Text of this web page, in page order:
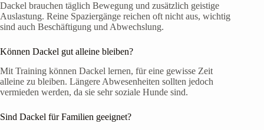
Dackel brauchen täglich Bewegung und zusätzlich geistige
Auslastung. Reine Spaziergänge reichen oft nicht aus, wichtig
sind auch Beschäftigung und Abwechslung.
Können Dackel gut alleine bleiben?
Mit Training können Dackel lernen, für eine gewisse Zeit
alleine zu bleiben. Längere Abwesenheiten sollten jedoch
vermieden werden, da sie sehr soziale Hunde sind.
Sind Dackel für Familien geeignet?